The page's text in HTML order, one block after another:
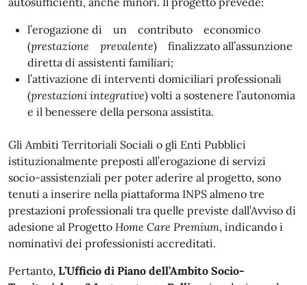
l’erogazione di un contributo economico
(prestazione prevalente) finalizzato all’assunzione
diretta di assistenti familiari;
l’attivazione di interventi domiciliari professionali
(prestazioni integrative) volti a sostenere l’autonomia
e il benessere della persona assistita.
Gli Ambiti Territoriali Sociali o gli Enti Pubblici
istituzionalmente preposti all’erogazione di servizi
socio-assistenziali per poter aderire al progetto, sono
tenuti a inserire nella piattaforma INPS almeno tre
prestazioni professionali tra quelle previste dall’Avviso di
adesione al Progetto Home Care Premium, indicando i
nominativi dei professionisti accreditati.
Pertanto, L’Ufficio di Piano dell’Ambito Socio-